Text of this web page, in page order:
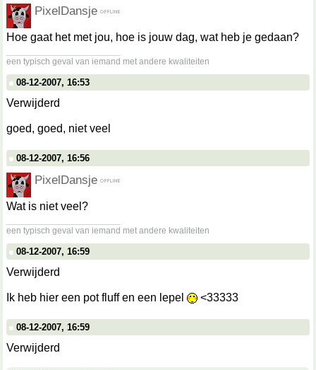
PixelDansje
Hoe gaat het met jou, hoe is jouw dag, wat heb je gedaan?
een typisch geval van iemand met andere kwaliteiten
08-12-2007, 16:53
Verwijderd
goed, goed, niet veel
08-12-2007, 16:56
PixelDansje
Wat is niet veel?
een typisch geval van iemand met andere kwaliteiten
08-12-2007, 16:59
Verwijderd
Ik heb hier een pot fluff en een lepel <33333
08-12-2007, 16:59
Verwijderd